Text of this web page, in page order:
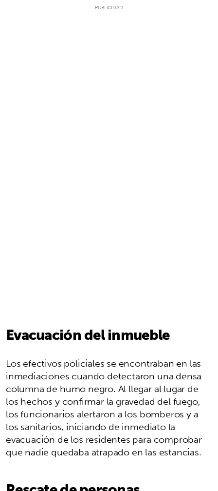
Evacuación del inmueble
Los efectivos policiales se encontraban en las
inmediaciones cuando detectaron una densa
columna de humo negro. Al llegar al lugar de
los hechos y confirmar la gravedad del fuego,
los funcionarios alertaron a los bomberos y a
los sanitarios, iniciando de inmediato la
evacuación de los residentes para comprobar
que nadie quedaba atrapado en las estancias.